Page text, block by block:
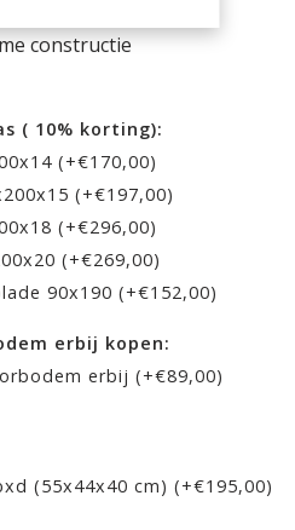
verkrijgbaar
constructie
( 10% korting):
(+€170,00)
(+€197,00)
(+€296,00)
(+€269,00)
90x190 (+€152,00)
erbij kopen:
erbij (+€89,00)
(55x44x40 cm) (+€195,00)